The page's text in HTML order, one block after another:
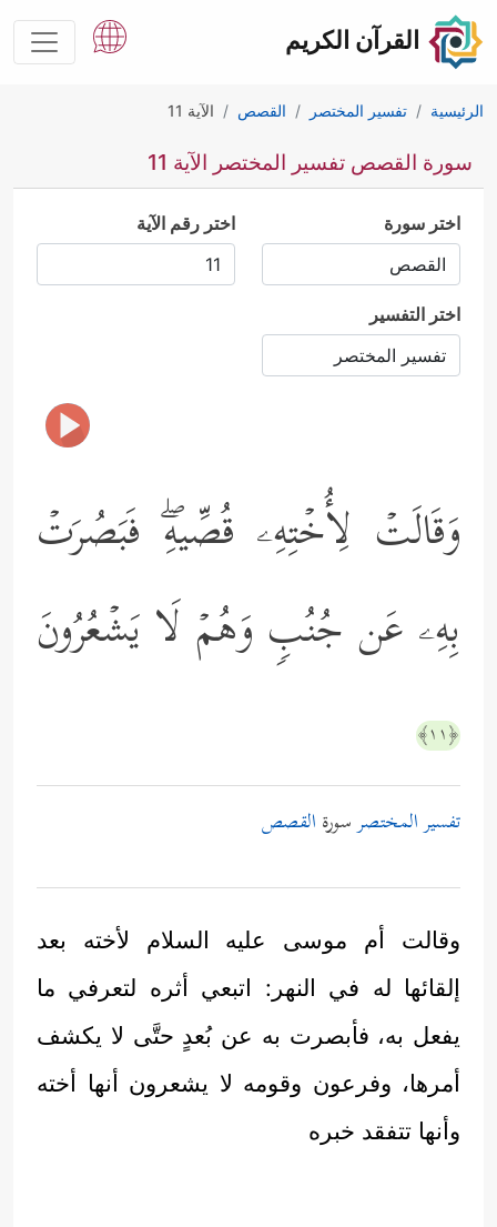
القرآن الكريم
الرئيسية تفسير المختصر القصص الآية 11
سورة القصص تفسير المختصر الآية 11
اختر سورة اختر رقم الآية
اختر التفسير
وَقَالَتۡ لِأُخۡتِهِۦ قُصِّیهِۖ فَبَصُرَتۡ
بِهِۦ عَن جُنُبࣲ وَهُمۡ لَا یَشۡعُرُونَ
﴿١١﴾
تفسير المختصرسورة القصص
وقالت أم موسى عليه السلام لأخته بعد
إلقائها له في النهر: اتبعي أثره لتعرفي ما
يفعل به، فأبصرت به عن بُعدٍ حتَّى لا يكشف
أمرها، وفرعون وقومه لا يشعرون أنها أخته
وأنها تتفقد خبره